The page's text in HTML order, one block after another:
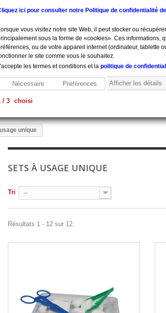
Mesure, Pesée
unique
SETS À USAGE UNIQUE
Tri --
Résultats 1 - 12 sur 12.
ici pour consulter notre Politique de confidentialité
vous visitez notre site Web, il peut stocker ou
sous la forme de «cookies». Ces informations,
ou de votre appareil internet (ordinateur, tablette
le site comme vous le souhaitez.
les termes et conditions et la politique de
Nécessaire Préférences Afficher les détails
/ 3 choisi